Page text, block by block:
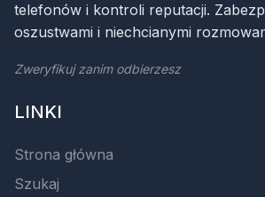
telefonów i kontroli reputacji.
oszustwami i niechcianymi
Zweryfikuj zanim odbierzesz
LINKI
Strona główna
Szukaj